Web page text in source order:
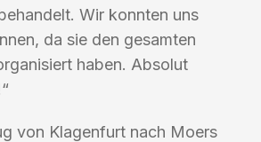
Wir konnten uns
da sie den gesamten
haben. Absolut
von Klagenfurt nach Moers